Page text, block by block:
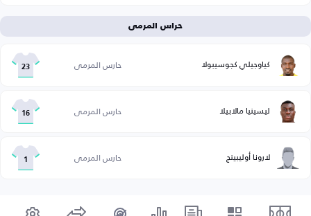
حراس المرمى
كياوجيلي كجوسيبولا حارس المرمى 23
ليسينيا مالابيلا حارس المرمى 16
لارونا أوليبينج حارس المرمى 1